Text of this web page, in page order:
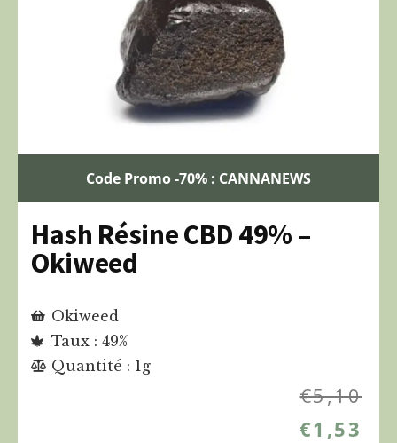
Code Promo -70% : CANNANEWS
Hash Résine CBD 49% –
Okiweed
Okiweed
Taux : 49%
Quantité : 1g
€5,10
€1,53